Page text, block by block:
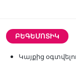
ԲԵԳԵՄՈՏԻԿ
Կայքից